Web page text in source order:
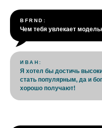
BFRND:
Чем тебя увлекает
ИВАН:
Я хотел бы достичь
стать популярным, да и
хорошо получают!